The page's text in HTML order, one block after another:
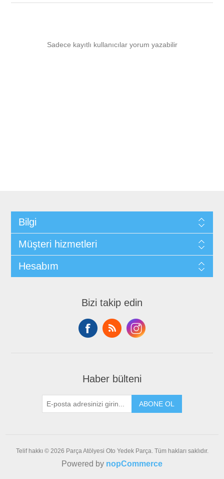
Sadece kayıtlı kullanıcılar yorum yazabilir
Bilgi
Müşteri hizmetleri
Hesabım
Bizi takip edin
Haber bülteni
ABONE OL
Telif hakkı © 2026 Parça Atölyesi Oto Yedek Parça. Tüm hakları saklıdır.
Powered by nopCommerce